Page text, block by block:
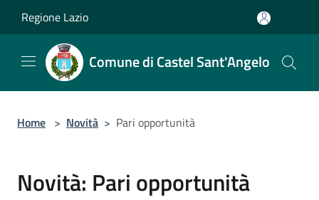
Regione Lazio
Comune di Castel Sant'Angelo
Home > Novità > Pari opportunità
Novità: Pari opportunità